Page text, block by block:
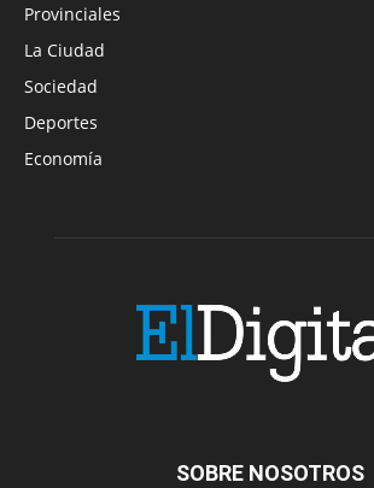
Provinciales
La Ciudad
Sociedad
Deportes
Economía
SOBRE NOSOTROS